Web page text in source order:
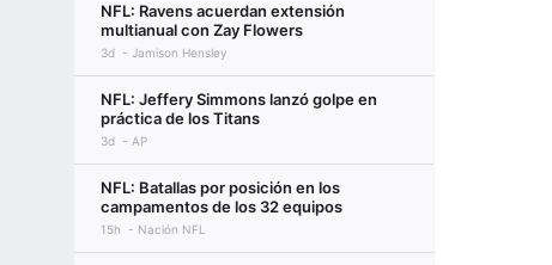
NFL: Ravens acuerdan extensión
multianual con Zay Flowers
3d Jamison Hensley
NFL: Jeffery Simmons lanzó golpe en
práctica de los Titans
3d AP
NFL: Batallas por posición en los
campamentos de los 32 equipos
15h Nación NFL